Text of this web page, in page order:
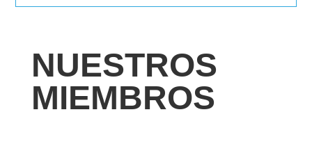
NUESTROS
MIEMBROS